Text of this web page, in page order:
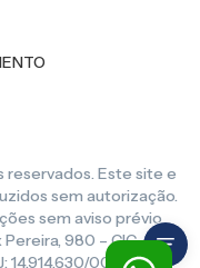
reservados. Este site e
sem autorização.
sem aviso prévio.
980 – CIC,
14.914.630/0001-86